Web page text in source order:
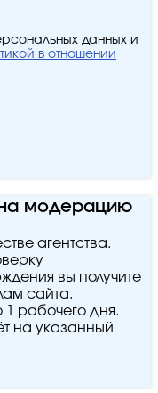
данных и
в отношении
на модерацию
агентства.
вы получите
сайта.
рабочего дня.
на указанный